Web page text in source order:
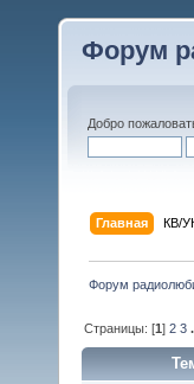
Форум
Добро
Главная КВ/
Форум
Страницы: [1]2 3